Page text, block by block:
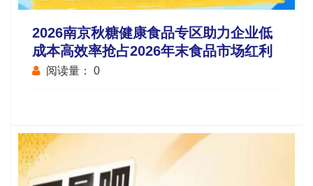
2026南京秋糖健康食品专区助力企业低
成本高效率抢占2026年末食品市场红利
阅读量： 0